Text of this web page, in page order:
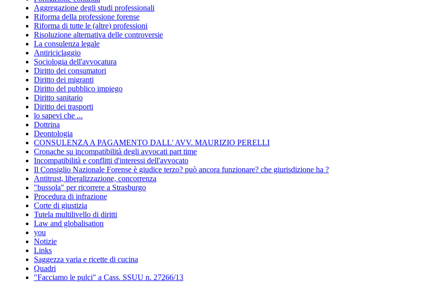
Aggregazione degli studi professionali
Riforma della professione forense
Riforma di tutte le (altre) professioni
Risoluzione alternativa delle controversie
La consulenza legale
Antiriciclaggio
Sociologia dell'avvocatura
Diritto dei consumatori
Diritto dei migranti
Diritto del pubblico impiego
Diritto sanitario
Diritto dei trasporti
lo sapevi che ...
Dottrina
Deontologia
CONSULENZA A PAGAMENTO DALL' AVV. MAURIZIO PERELLI
Cronache su incompatibilità degli avvocati part time
Incompatibilità e conflitti d'interessi dell'avvocato
Il Consiglio Nazionale Forense è giudice terzo? può ancora funzionare? che giurisdizione ha ?
Antitrust, liberalizzazione, concorrenza
"bussola" per ricorrere a Strasburgo
Procedura di infrazione
Corte di giustizia
Tutela multilivello di diritti
Law and globalisation
you
Notizie
Links
Saggezza varia e ricette di cucina
Quadri
"Facciamo le pulci" a Cass. SSUU n. 27266/13